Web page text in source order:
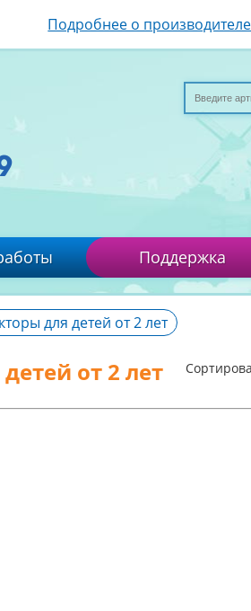
Подробнее о
Поддержка
для детей от 2 лет
от 2 лет